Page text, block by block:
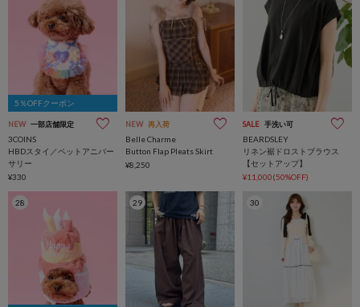
5％OFFクーポン
NEW 一部店舗限定
3COINS
HBDスタイ／ペットアニバー
サリー
¥330
NEW 再入荷
Belle Charme
Button Flap Pleats Skirt
¥8,250
SALE 手洗い可
BEARDSLEY
リネン裾ドロストブラウス
【セットアップ】
¥11,000(50%OFF)
28 29 30